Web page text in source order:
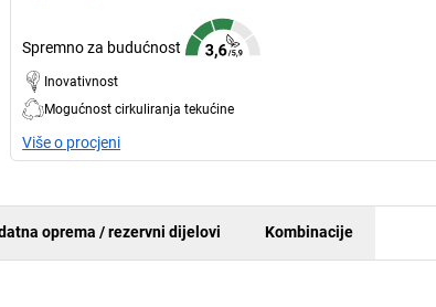
Spremno za budućnost
Inovativnost
Mogućnost cirkuliranja tekućine
Više o procjeni
oprema / rezervni dijelovi Kombinacije